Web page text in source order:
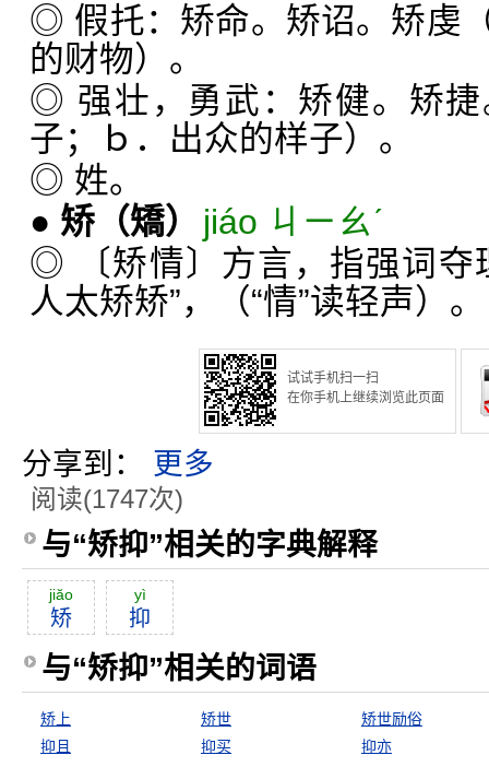
◎ 假托：矫命。矫诏。矫虔
的财物）。
◎ 强壮，勇武：矫健。矫
子；ｂ．出众的样子）。
◎ 姓。
● 矫 （矯）
jiáo ㄐㄧㄠˊ
◎ 〔矫情〕方言，指强词夺
人太矫矫”，（“情”读轻声）。
试试手机扫一扫
在你手机上继续浏览此页面
分享到： 更多
阅读(1747次)
与“矫抑”相关的字典解释
jiăo
矫
yì
抑
与“矫抑”相关的词语
矫上 矫世
矫世励俗
抑且
抑买 抑亦